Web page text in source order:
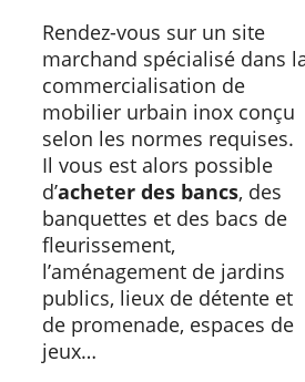
Rendez-vous sur un site
marchand spécialisé dans
commercialisation de
mobilier urbain inox conçu
selon les normes requises.
Il vous est alors possible
d’acheter des bancs, des
banquettes et des bacs de
fleurissement,
l’aménagement de jardins
publics, lieux de détente et
de promenade, espaces de
jeux…